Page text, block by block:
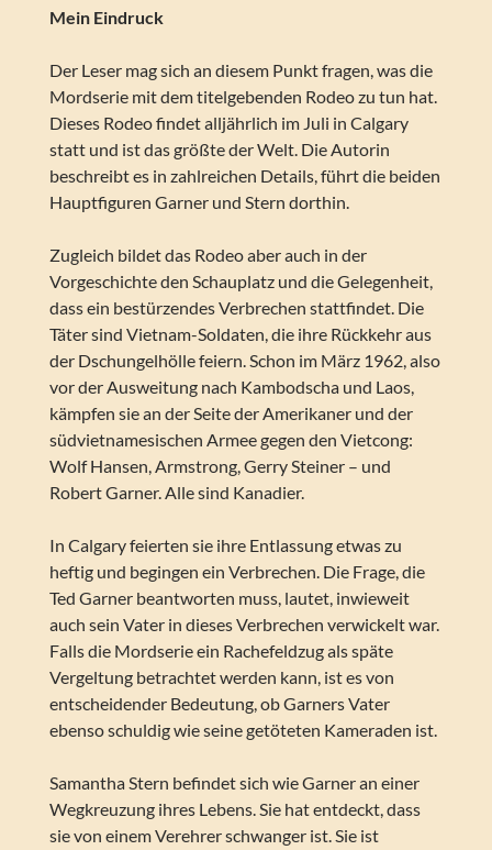
Mein Eindruck
Der Leser mag sich an diesem Punkt fragen, was die
Mordserie mit dem titelgebenden Rodeo zu tun hat.
Dieses Rodeo findet alljährlich im Juli in Calgary
statt und ist das größte der Welt. Die Autorin
beschreibt es in zahlreichen Details, führt die beiden
Hauptfiguren Garner und Stern dorthin.
Zugleich bildet das Rodeo aber auch in der
Vorgeschichte den Schauplatz und die Gelegenheit,
dass ein bestürzendes Verbrechen stattfindet. Die
Täter sind Vietnam-Soldaten, die ihre Rückkehr aus
der Dschungelhölle feiern. Schon im März 1962, also
vor der Ausweitung nach Kambodscha und Laos,
kämpfen sie an der Seite der Amerikaner und der
südvietnamesischen Armee gegen den Vietcong:
Wolf Hansen, Armstrong, Gerry Steiner – und
Robert Garner. Alle sind Kanadier.
In Calgary feierten sie ihre Entlassung etwas zu
heftig und begingen ein Verbrechen. Die Frage, die
Ted Garner beantworten muss, lautet, inwieweit
auch sein Vater in dieses Verbrechen verwickelt war.
Falls die Mordserie ein Rachefeldzug als späte
Vergeltung betrachtet werden kann, ist es von
entscheidender Bedeutung, ob Garners Vater
ebenso schuldig wie seine getöteten Kameraden ist.
Samantha Stern befindet sich wie Garner an einer
Wegkreuzung ihres Lebens. Sie hat entdeckt, dass
sie von einem Verehrer schwanger ist. Sie ist